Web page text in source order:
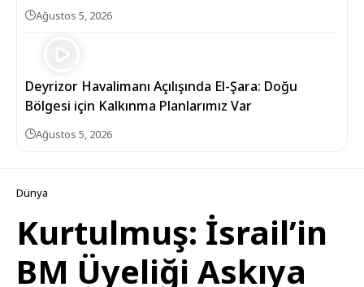
Ağustos 5, 2026
Deyrizor Havalimanı Açılışında El-Şara: Doğu
Bölgesi için Kalkınma Planlarımız Var
Ağustos 5, 2026
Dünya
Kurtulmuş: İsrail’in
BM Üyeliği Askıya